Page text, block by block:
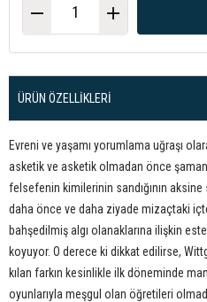
ÜRÜN ÖZELLIKLERI
Evreni ve yaşamı yorumlama uğraşı
asketik ve asketik olmadan önce
felsefenin kimilerinin sandığının
daha önce ve daha ziyade mizaçtaki
bahşedilmiş algı olanaklarına ilişkin
koyuyor. O derece ki dikkat edilirse,
kılan farkın kesinlikle ilk döneminde
oyunlarıyla meşgul olan öğretileri